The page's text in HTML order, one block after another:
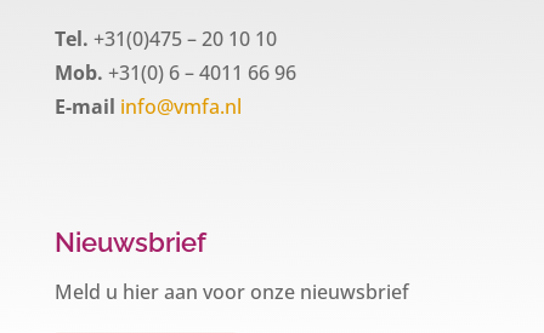
Tel. +31(0)475 – 20 10 10
Mob. +31(0) 6 – 4011 66 96
E-mail info@vmfa.nl
Nieuwsbrief
Meld u hier aan voor onze nieuwsbrief